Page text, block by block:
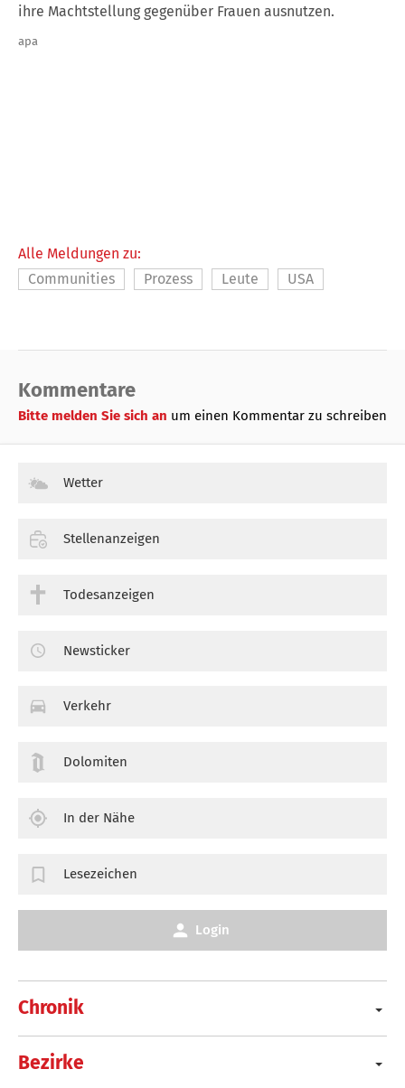
ihre Machtstellung gegenüber Frauen ausnutzen.
apa
Alle Meldungen zu:
Communities
Prozess Leute USA
Kommentare
Bitte melden Sie sich an um einen Kommentar zu schreiben
Chronik
Bezirke
Wetter
Stellenanzeigen
Todesanzeigen
Newsticker
Verkehr
Dolomiten
In der Nähe
Lesezeichen
Login